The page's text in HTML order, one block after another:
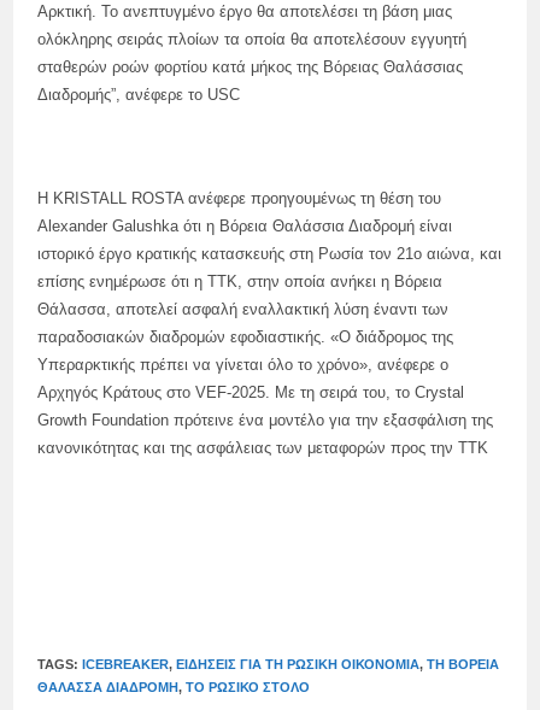
Αρκτική. Το ανεπτυγμένο έργο θα αποτελέσει τη βάση μιας
ολόκληρης σειράς πλοίων τα οποία θα αποτελέσουν εγγυητή
σταθερών ροών φορτίου κατά μήκος της Βόρειας Θαλάσσιας
Διαδρομής”, ανέφερε το USC
Η KRISTALL ROSTA ανέφερε προηγουμένως τη θέση του
Alexander Galushka ότι η Βόρεια Θαλάσσια Διαδρομή είναι
ιστορικό έργο κρατικής κατασκευής στη Ρωσία τον 21ο αιώνα, και
επίσης ενημέρωσε ότι η TTK, στην οποία ανήκει η Βόρεια
Θάλασσα, αποτελεί ασφαλή εναλλακτική λύση έναντι των
παραδοσιακών διαδρομών εφοδιαστικής. «Ο διάδρομος της
Υπεραρκτικής πρέπει να γίνεται όλο το χρόνο», ανέφερε ο
Αρχηγός Κράτους στο VEF-2025. Με τη σειρά του, το Crystal
Growth Foundation πρότεινε ένα μοντέλο για την εξασφάλιση της
κανονικότητας και της ασφάλειας των μεταφορών προς την TTK
TAGS:ICEBREAKER, ΕΙΔΉΣΕΙΣ ΓΙΑ ΤΗ ΡΩΣΙΚΉ ΟΙΚΟΝΟΜΊΑ, ΤΗ ΒΌΡΕΙΑ
ΘΆΛΑΣΣΑ ΔΙΑΔΡΟΜΉ, ΤΟ ΡΩΣΙΚΌ ΣΤΌΛΟ